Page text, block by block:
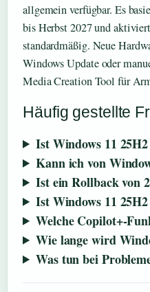
allgemein verfügbar. Es
bis Herbst 2027 und
standardmäßig. Neue
Windows Update oder
Media Creation Tool für
Häufig gestellte
Ist Windows 11
Kann ich von
Ist ein Rollback von
Ist Windows 11 25H2
Welche Copilot+-
Wie lange wird
Was tun bei